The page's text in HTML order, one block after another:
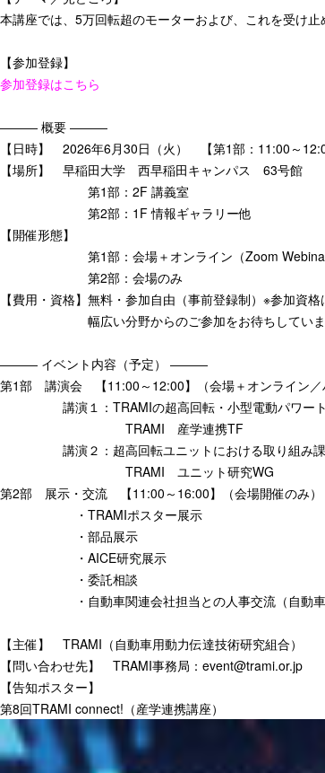
本講座では、5万回転超のモーターおよび、これを受け
【参加登録】
参加登録はこちら
――― 概要 ―――
【日時】 2026年6月30日（火） 【第1部：11:00～
【場所】 早稲田大学 西早稲田キャンパス 63号館
第1部：2F 講義室
第2部：1F 情報ギャラリー他
【開催形態】
第1部：会場＋オンライン（Zoom Webinar
第2部：会場のみ
【費用・資格】無料・参加自由（事前登録制）※参加資格
幅広い分野からのご参加をお待ちしていま
――― イベント内容（予定） ―――
第1部 講演会 【11:00～12:00】（会場＋オンライン／
講演１：TRAMIの超高回転・小型電動パワート
TRAMI 産学連携TF
講演２：超高回転ユニットにおける取り組み課
TRAMI ユニット研究WG
第2部 展示・交流 【11:00～16:00】（会場開催のみ）
・TRAMIポスター展示
・部品展示
・AICE研究展示
・委託相談
・自動車関連会社担当との人事交流（自動車業
【主催】 TRAMI（自動車用動力伝達技術研究組合）
【問い合わせ先】 TRAMI事務局：event@trami.or.jp
【告知ポスター】
第8回TRAMI connect!（産学連携講座）